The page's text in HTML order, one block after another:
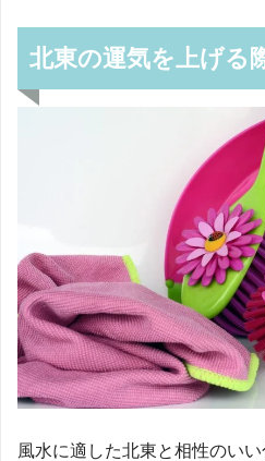
北東の運気を上げる
風水に適した北東と相性のい